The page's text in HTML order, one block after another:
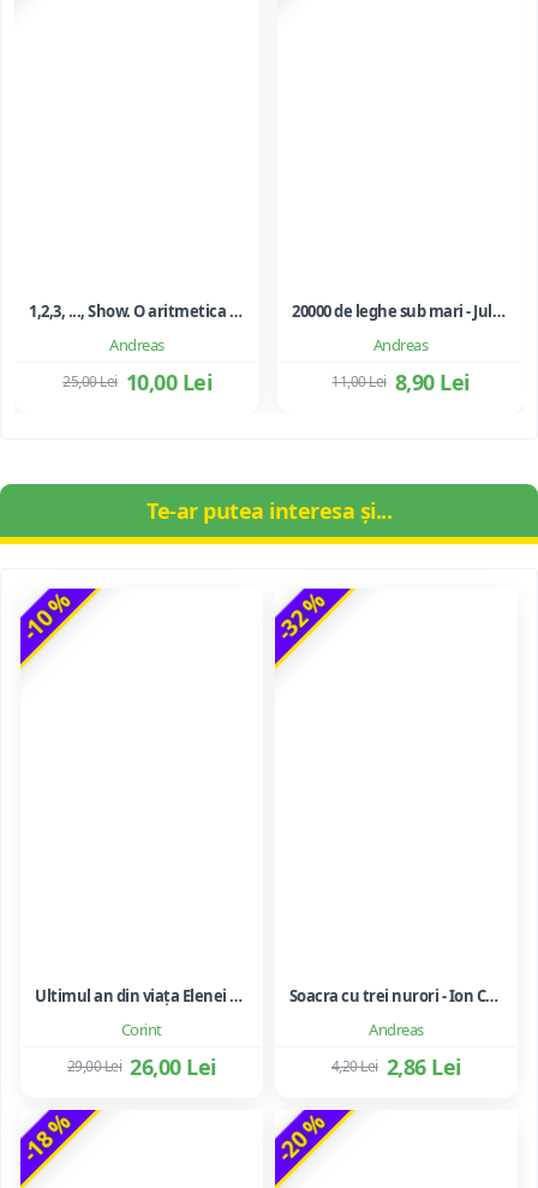
Andreas
1,2,3, ..., Show. O aritmetica emotionala, o poezie a matematicii - Ioan Dancila
10,00 Lei
25,00 Lei
Andreas
20000 de leghe sub mari - Jules Verne
8,90 Lei
11,00 Lei
Te-ar putea interesa și...
-10 %
Corint
Ultimul an din viața Elenei Ceaușescu - LAVINIA BETEA
26,00 Lei
29,00 Lei
-32 %
Andreas
Soacra cu trei nurori - Ion Creanga
2,86 Lei
4,20 Lei
-18 % -20 %